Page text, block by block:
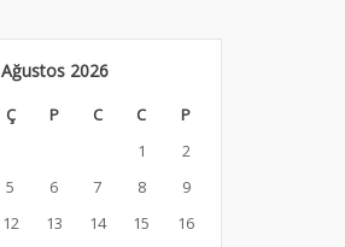
Ağustos 2026
Ç P C C
P
1
2
5 6 7 8
9
12 13 14 15
16